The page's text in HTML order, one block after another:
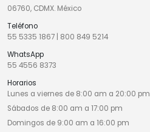
06760, CDMX. México
Teléfono
55 5335 1867
800 849 5214
WhatsApp
55 4556 8373
Horarios
Lunes a viernes de 8:00 am a 20:00 pm
Sábados de 8:00 am a 17:00 pm
Domingos de 9:00 am a 16:00 pm